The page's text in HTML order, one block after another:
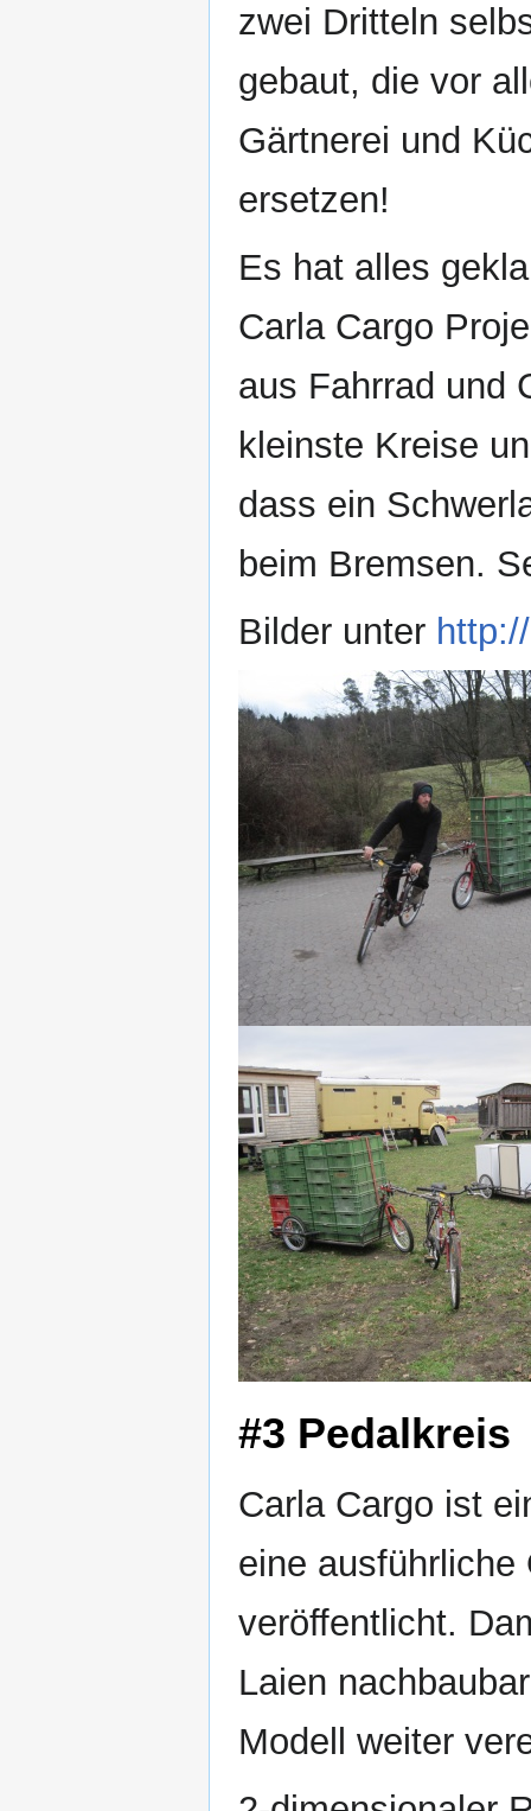
zwei Dritteln
gebaut, die vor
Gärtnerei und
ersetzen!
Es hat alles
Carla Cargo
aus Fahrrad und
kleinste Kreise
dass ein
beim Bremsen.
Bilder unter
#3 Pedalkreis
Carla Cargo ist
eine ausführliche
veröffentlicht.
Laien
Modell weiter